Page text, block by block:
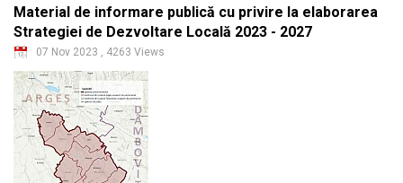
Material de informare publică cu privire la elaborarea
Strategiei de Dezvoltare Locală 2023 - 2027
07 Nov 2023 , 4263 Views